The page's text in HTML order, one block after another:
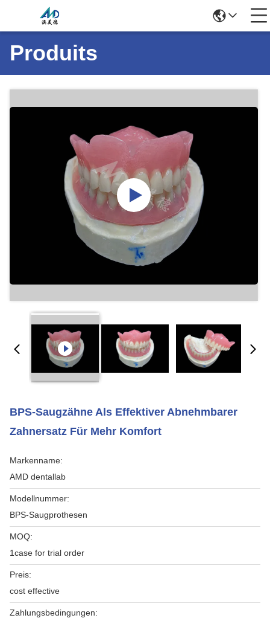
Produits
BPS-Saugzähne Als Effektiver Abnehmbarer
Zahnersatz Für Mehr Komfort
Markenname:
AMD dentallab
Modellnummer:
BPS-Saugprothesen
MOQ:
1case for trial order
Preis:
cost effective
Zahlungsbedingungen: